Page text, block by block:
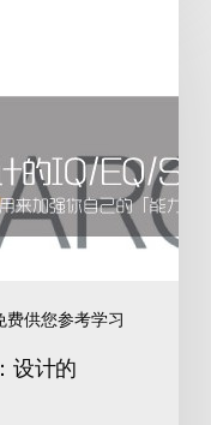
供您参考学习
设计的